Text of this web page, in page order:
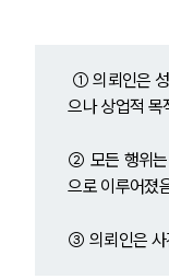
① 의뢰인은 성
으나 상업적 목
② 모든 행위는
으로 이루어졌
③ 의뢰인은 사